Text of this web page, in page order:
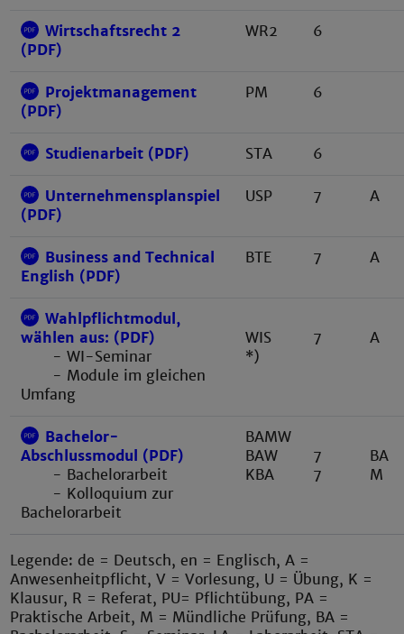
Wirtschaftsrecht 2
(PDF)
WR2 6
Projektmanagement
(PDF)
PM 6
Studienarbeit (PDF) STA 6
Unternehmensplanspiel
(PDF)
USP 7 A
Business and Technical
English (PDF)
BTE 7 A
Wahlpflichtmodul,
wählen aus: (PDF)
- WI-Seminar
- Module im gleichen
Umfang
WIS
*)
7 A
Bachelor-
Abschlussmodul (PDF)
- Bachelorarbeit
- Kolloquium zur
Bachelorarbeit
BAMW
BAW
KBA
7
7
BA
M
Legende: de = Deutsch, en = Englisch, A =
Anwesenheitpflicht, V = Vorlesung, U = Übung, K =
Klausur, R = Referat, PU= Pflichtübung, PA =
Praktische Arbeit, M = Mündliche Prüfung, BA =